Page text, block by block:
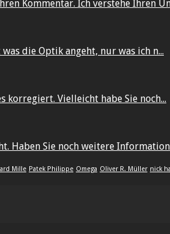
Kommentar. Ich verstehe Ihren
die Optik angeht, nur was ich n...
korregiert. Vielleicht habe Sie noch...
Haben Sie noch weitere
Mille Patek Philippe Omega Oliver R. Müller nick